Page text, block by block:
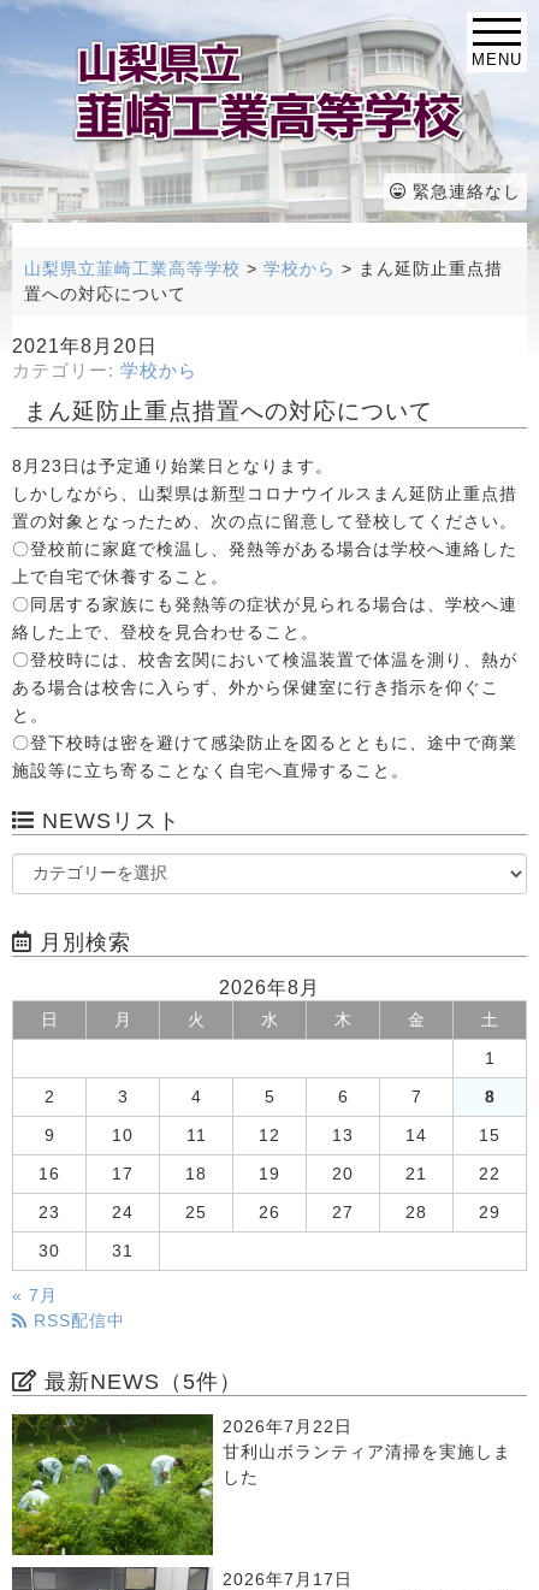
MENU
緊急連絡なし
山梨県立韮崎工業高等学校 > 学校から > まん延防止重点措
置への対応について
2021年8月20日
カテゴリー: 学校から
まん延防止重点措置への対応について
8月23日は予定通り始業日となります。
しかしながら、山梨県は新型コロナウイルスまん延防止重点措
置の対象となったため、次の点に留意して登校してください。
〇登校前に家庭で検温し、発熱等がある場合は学校へ連絡した
上で自宅で休養すること。
〇同居する家族にも発熱等の症状が見られる場合は、学校へ連
絡した上で、登校を見合わせること。
〇登校時には、校舎玄関において検温装置で体温を測り、熱が
ある場合は校舎に入らず、外から保健室に行き指示を仰ぐこ
と。
〇登下校時は密を避けて感染防止を図るとともに、途中で商業
施設等に立ち寄ることなく自宅へ直帰すること。
NEWSリスト
月別検索
2026年8月
日 月 火 水 木 金 土
1
2 3 4 5 6 7 8
9 10 11 12 13 14 15
16 17 18 19 20 21 22
23 24 25 26 27 28 29
30 31
« 7月
RSS配信中
最新NEWS（5件）
2026年7月22日
甘利山ボランティア清掃を実施しま
した
2026年7月17日